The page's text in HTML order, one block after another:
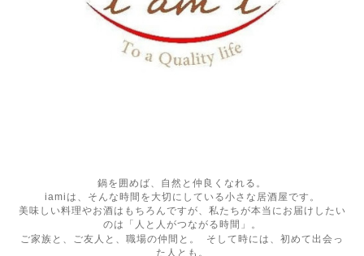
鍋を囲めば、自然と仲良くなれる。
iamiは、そんな時間を大切にしている小さな居酒屋です。
美味しい料理やお酒はもちろんですが、私たちが本当にお届けしたい
のは「人と人がつながる時間」。
ご家族と、ご友人と、職場の仲間と。 そして時には、初めて出会っ
た人とも。